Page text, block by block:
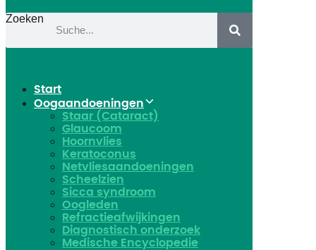
Zoeken
Start
Oogaandoeningen
Staar (Cataract)
Glaucoom
Hoornvlies
Keratoconus
Netvliesaandoeningen
Scheelzien
Sicca syndroom
Oogleden
Refractieafwijkingen
Diagnostisch onderzoek
Medische Encyclopedie